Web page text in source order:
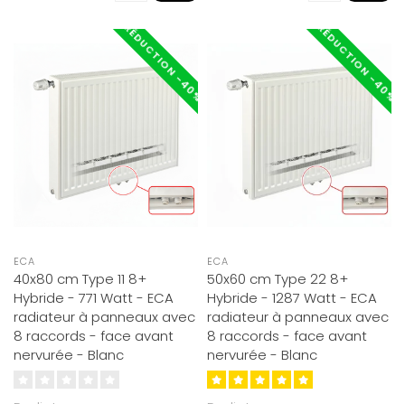
RÉDUCTION -40%
ECA
40x80 cm Type 11 8+
Hybride - 771 Watt - ECA
radiateur à panneaux avec
8 raccords - face avant
nervurée - Blanc
RÉDUCTION -40%
ECA
50x60 cm Type 22 8+
Hybride - 1287 Watt - ECA
radiateur à panneaux avec
8 raccords - face avant
nervurée - Blanc